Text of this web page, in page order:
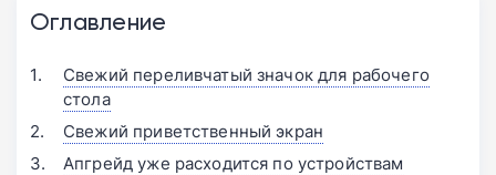
Оглавление
Свежий переливчатый значок для рабочего
стола
Свежий приветственный экран
Апгрейд уже расходится по устройствам